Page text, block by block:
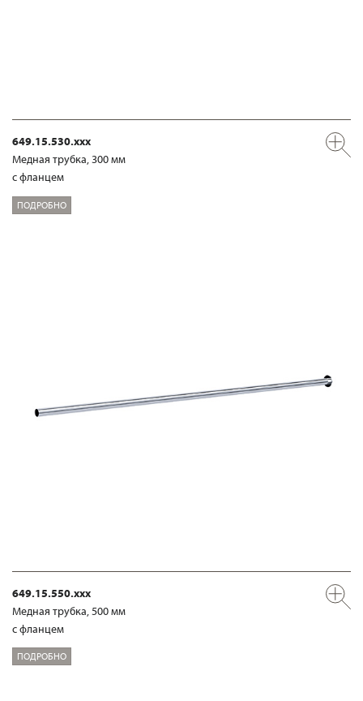
649.15.530.xxx
Медная трубка, 300 мм
с фланцем
ПОДРОБНО
649.15.550.xxx
Медная трубка, 500 мм
с фланцем
ПОДРОБНО